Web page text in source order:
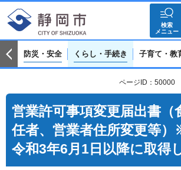
検索
メニュー
防災・安全 くらし・手続き 子育て・教
ページID：50000
営業許可事項変更届出書（
任者、営業者住所変更等）
令和3年6月1日以降に取得